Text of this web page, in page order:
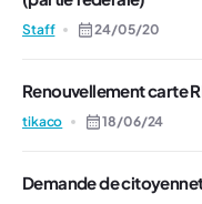
Staff 24/05/20
Renouvellement carte
tikaco 18/06/24
Demande de